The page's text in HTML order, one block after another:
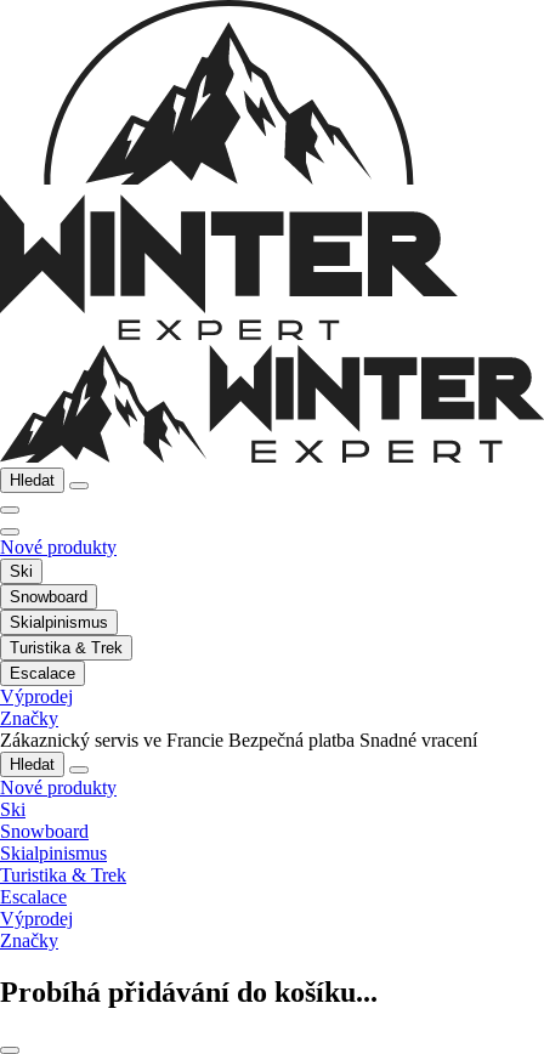
Hledat
Nové produkty
Ski
Snowboard
Skialpinismus
Turistika & Trek
Escalace
Výprodej
Značky
Zákaznický servis ve Francie Bezpečná platba Snadné vracení
Hledat
Nové produkty
Ski
Snowboard
Skialpinismus
Turistika & Trek
Escalace
Výprodej
Značky
Probíhá přidávání do košíku...